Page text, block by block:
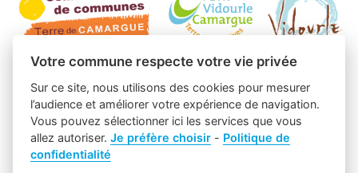
Votre commune respecte votre vie privée
Sur ce site, nous utilisons des cookies pour mesurer
l’audience et améliorer votre expérience de navigation.
Vous pouvez sélectionner ici les services que vous
allez autoriser.Je préfère choisir - Politique de
confidentialité